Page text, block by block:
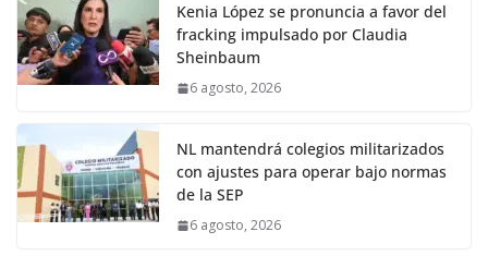
Kenia López se pronuncia a favor del
fracking impulsado por Claudia
Sheinbaum
6 agosto, 2026
NL mantendrá colegios militarizados
con ajustes para operar bajo normas
de la SEP
6 agosto, 2026